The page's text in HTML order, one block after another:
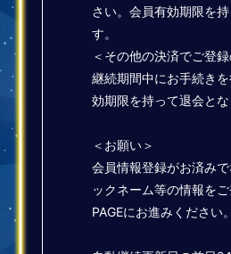
さい。会員有効期限を
す。
＜その他の決済でご登
継続期間中にお手続き
効期限を持って退会とな
＜お願い＞
会員情報登録がお済み
ックネーム等の情報を
PAGEにお進みください。